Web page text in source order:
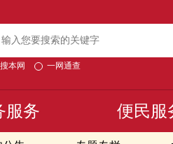
搜本网 一网通查
服务 便民服